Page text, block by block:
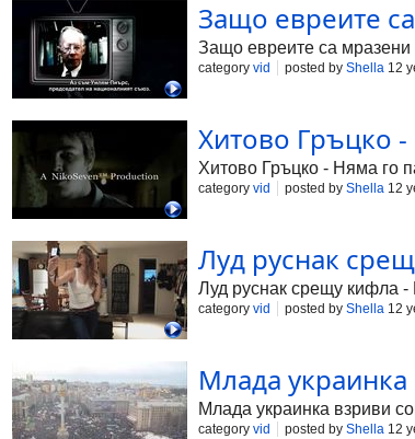
Защо евреите
Защо евреите са
category vid posted by Shella 12
Хитово Гръцко
Хитово Гръцко - Няма го
category vid posted by Shella 12
Луд руснак
Луд руснак срещу кифла -
category vid posted by Shella 12
Млада
Млада украинка взриви
category vid posted by Shella 12